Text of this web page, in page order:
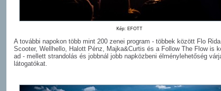
Kép: EFOTT
A további napokon több mint 200 zenei program - többek között Flo
Scooter, Wellhello, Halott Pénz, Majka&Curtis és a Follow The Flow is
ad - mellett strandolás és jobbnál jobb napközbeni élménylehetőség
látogatókat.